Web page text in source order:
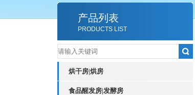
产品列表
PRODUCTS LIST
烘干房|烘房
食品醒发房|发酵房